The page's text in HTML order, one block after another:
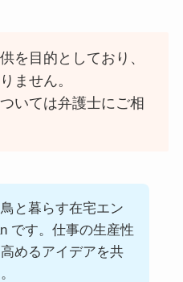
を目的としており、
ません。
いては弁護士にご相
と暮らす在宅エン
です。仕事の生産性
めるアイデアを共